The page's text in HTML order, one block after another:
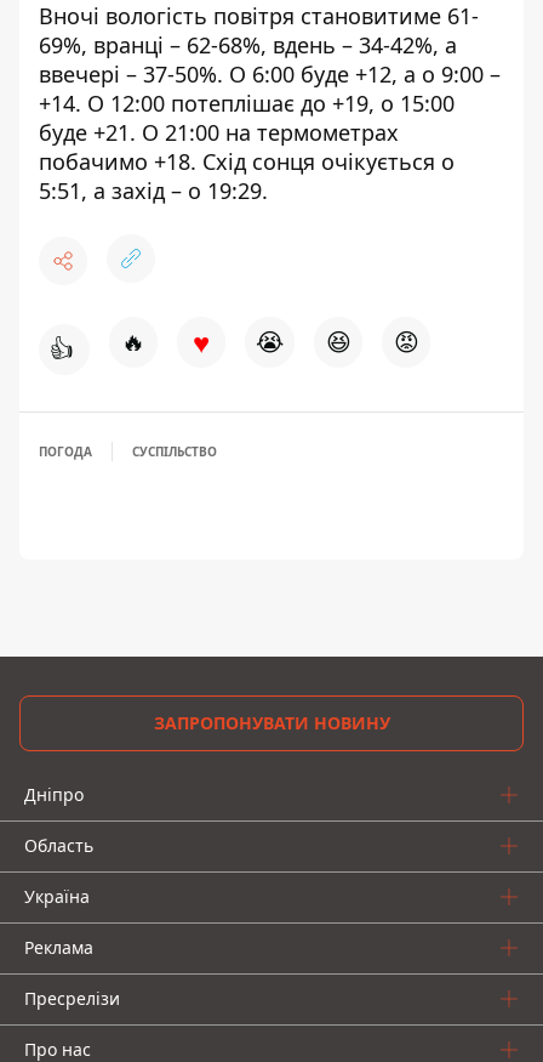
Вночі вологість повітря становитиме 61-
69%, вранці – 62-68%, вдень – 34-42%, а
ввечері – 37-50%. О 6:00 буде +12, а о 9:00 –
+14. О 12:00 потеплішає до +19, о 15:00
буде +21. О 21:00 на термометрах
побачимо +18. Схід сонця очікується о
5:51, а захід – о 19:29.
👍 🔥 ♥ 😭 😆 😡
ПОГОДА СУСПІЛЬСТВО
ЗАПРОПОНУВАТИ НОВИНУ
Дніпро
Область
Україна
Реклама
Пресрелізи
Про нас